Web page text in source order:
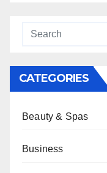
CATEGORIES
Beauty & Spas
Business